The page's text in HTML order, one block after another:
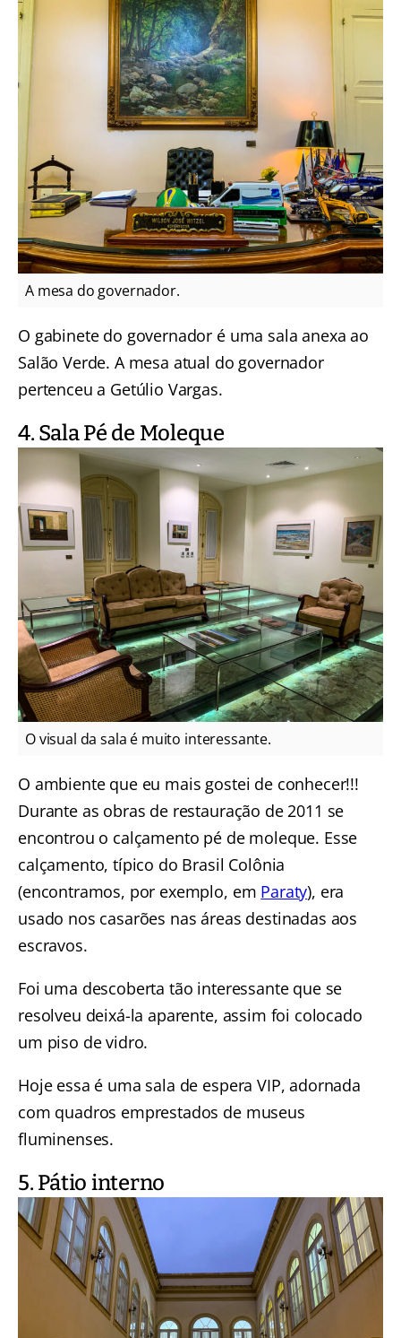
A mesa do governador.
O gabinete do governador é uma sala anexa ao
Salão Verde. A mesa atual do governador
pertenceu a Getúlio Vargas.
4. Sala Pé de Moleque
O visual da sala é muito interessante.
O ambiente que eu mais gostei de conhecer!!!
Durante as obras de restauração de 2011 se
encontrou o calçamento pé de moleque. Esse
calçamento, típico do Brasil Colônia
(encontramos, por exemplo, em Paraty), era
usado nos casarões nas áreas destinadas aos
escravos.
Foi uma descoberta tão interessante que se
resolveu deixá-la aparente, assim foi colocado
um piso de vidro.
Hoje essa é uma sala de espera VIP, adornada
com quadros emprestados de museus
fluminenses.
5. Pátio interno